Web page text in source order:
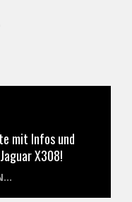
mit Infos und
X308!